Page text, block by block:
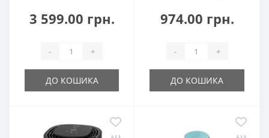
3 599.00 грн.
- +
ДО КОШИКА
974.00 грн.
- +
ДО КОШИКА